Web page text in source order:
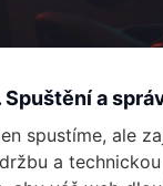
Spuštění a
spustíme, ale
a